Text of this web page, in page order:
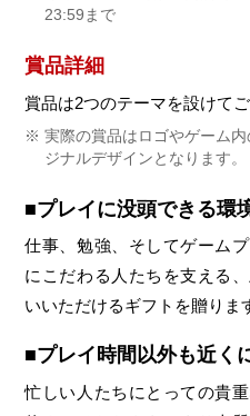
23:59まで
賞品詳細
賞品は2つのテーマを設けて
実際の賞品はロゴやゲーム
ジナルデザインとなります。
■プレイに没頭できる環
仕事、勉強、そしてゲーム
にこだわる人たちを支える
いいただけるギフトを贈りま
■プレイ時間以外も近く
忙しい人たちにとっての貴